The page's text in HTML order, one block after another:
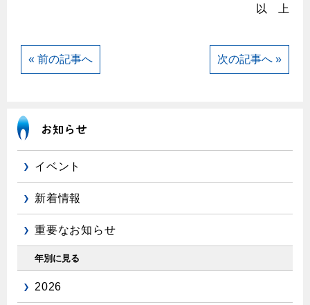
ガス工事に関する約款・委託要件・内管工事見積単価表
道路・敷地内で工事をされる皆さまへ
安全対策
ガスメーターの役割と安全機能
古くなったガス管の交換のおすすめ
長期使用製品安全点検制度について
換気と給排気設備の注意点
冬季の注意
導入事例
ミストサウナ
衣類乾燥機
ガスファンヒーター
ガス温水床暖房・ルームヒーター
以 上
« 前の記事へ 次の記事へ »
イベント
新着情報
重要なお知らせ
年別に見る
2026